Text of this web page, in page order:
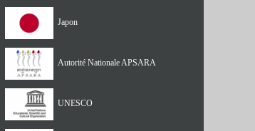
Japon
Autorité Nationale APSARA
UNESCO